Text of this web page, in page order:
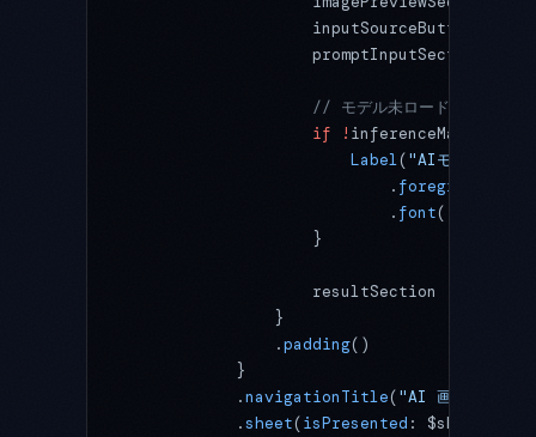
                    inputSourceButtons
                    promptInputSection
                    // モデル未ロード時の警告
                    if
!
                        Label
("AIモデルを読
                            .
                            .
font(.callout)
                    }
                    resultSection
                }
                .
padding()
            }
            .
navigationTitle("AI 画像アナライ
            .
sheet(isPresented :